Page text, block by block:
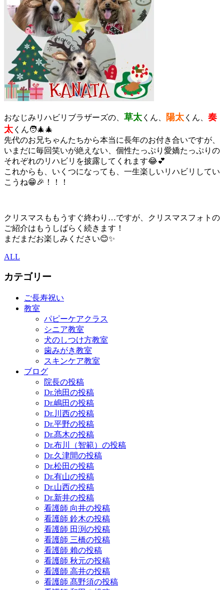
おなじみリハビリブラザーズの、 草太 くん、 陽太 くん、 奏
太 くん🧑‍🎄🎄
先代のお兄ちゃんたちから本当に長年のお付き合いですが、
いまだに毎回笑いが絶えない、個性たっぷり愛嬌たっぷりの
それぞれのリハビリを披露してくれます😂💕
これからも、いくつになっても、一生楽しいリハビリしてい
こうね😁🎉！！！
クリスマスももうすぐ終わり…ですが、クリスマスフォトの
ご紹介はもうしばらく続きます！
まだまだお楽しみください😊✨
ALL
カテゴリー
ご長寿祝い
教室
パピーケアクラス
シニア教室
犬のしつけ方教室
歯みがき教室
スキンケア教室
ブログ
院長の投稿
Dr.池田の投稿
Dr.嶋田の投稿
Dr.川西の投稿
Dr.平野の投稿
Dr.髙木の投稿
Dr.布川（智範）の投稿
Dr.久津間の投稿
Dr.松田の投稿
Dr.有山の投稿
Dr.山西の投稿
Dr.新井の投稿
看護師 向井の投稿
看護師 鈴木の投稿
看護師 田渕の投稿
看護師 三橋の投稿
看護師 賴の投稿
看護師 秋元の投稿
看護師 高井の投稿
看護師 髙野須の投稿